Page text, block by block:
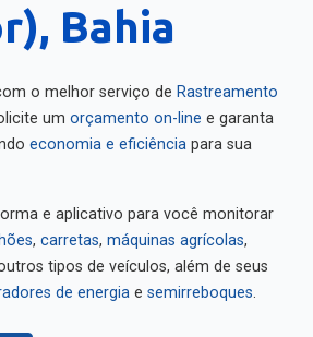
Bahia
o melhor serviço de Rastreamento
um orçamento on-line e garanta
economia e eficiência para sua
e aplicativo para você monitorar
, carretas, máquinas agrícolas,
tipos de veículos, além de seus
de energia e semirreboques.